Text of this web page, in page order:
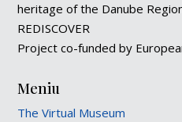
heritage of the Danube
REDISCOVER
Project co-funded by
Meniu
The Virtual Museum